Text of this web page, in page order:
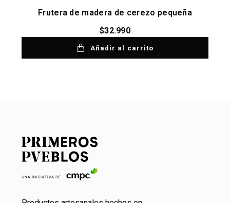
Frutera de madera de cerezo pequeña
$32.990
Añadir al carrito